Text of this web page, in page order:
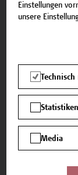
Einstellungen
unsere
Statistiken
Media